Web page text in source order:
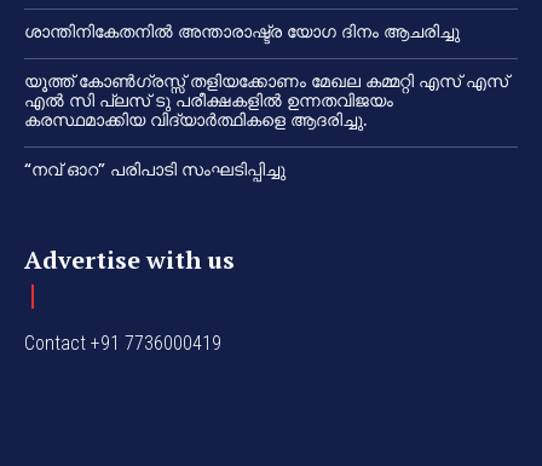
ശാന്തിനികേതനിൽ അന്താരാഷ്ട്ര യോഗ ദിനം ആചരിച്ചു
യൂത്ത് കോൺഗ്രസ്സ് തളിയക്കോണം മേഖല കമ്മറ്റി എസ് എസ്
എൽ സി പ്ലസ് ടു പരീക്ഷകളിൽ ഉന്നതവിജയം
കരസ്ഥമാക്കിയ വിദ്യാർത്ഥികളെ ആദരിച്ചു.
“നവ് ഓറ” പരിപാടി സംഘടിപ്പിച്ചു
Advertise with us
Contact +91 7736000419